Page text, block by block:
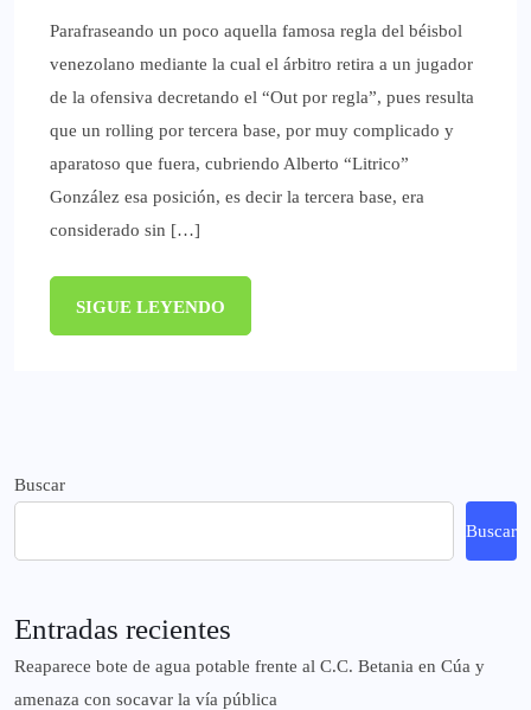
Parafraseando un poco aquella famosa regla del béisbol
venezolano mediante la cual el árbitro retira a un jugador
de la ofensiva decretando el “Out por regla”, pues resulta
que un rolling por tercera base, por muy complicado y
aparatoso que fuera, cubriendo Alberto “Litrico”
González esa posición, es decir la tercera base, era
considerado sin […]
SIGUE LEYENDO
Buscar
Buscar
Entradas recientes
Reaparece bote de agua potable frente al C.C. Betania en Cúa y
amenaza con socavar la vía pública